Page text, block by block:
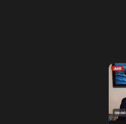
09:00